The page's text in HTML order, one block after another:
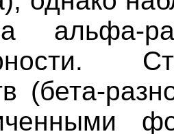
альфа-
(бета-